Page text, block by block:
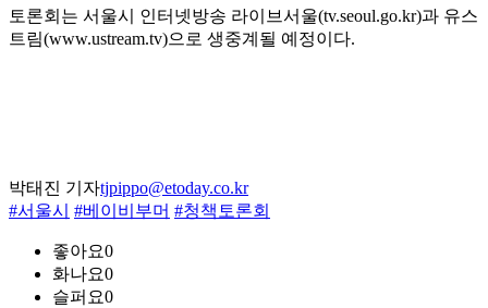
토론회는 서울시 인터넷방송 라이브서울(tv.seoul.go.kr)과 유스
트림(www.ustream.tv)으로 생중계될 예정이다.
박태진 기자tjpippo@etoday.co.kr
#서울시 #베이비부머 #청책토론회
좋아요0
화나요0
슬퍼요0